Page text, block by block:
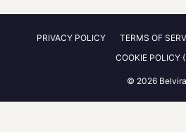
PRIVACY POLICY TERMS OF
COOKIE POLICY
© 2026